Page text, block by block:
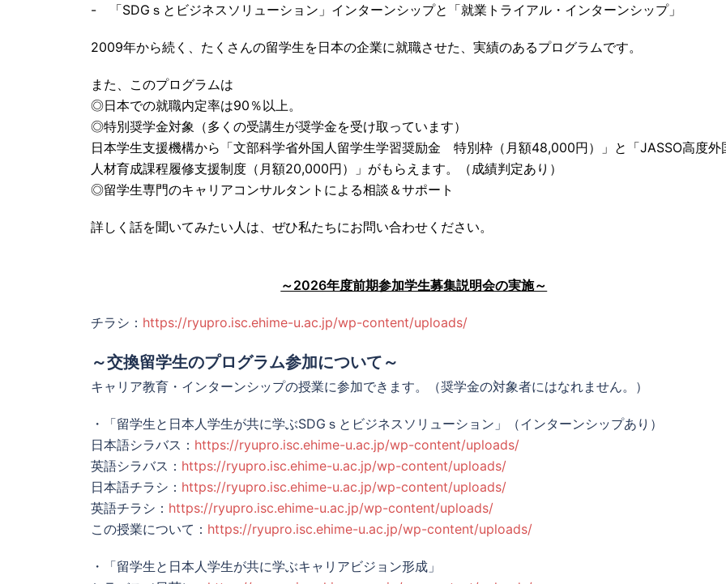
- 「SDGｓとビジネスソリューション」インターンシップと「就業トライアル・インターンシップ」
2009年から続く、たくさんの留学生を日本の企業に就職させた、実績のあるプログラムです。
また、このプログラムは
◎日本での就職内定率は90％以上。
◎特別奨学金対象（多くの受講生が奨学金を受け取っています）
日本学生支援機構から「文部科学省外国人留学生学習奨励金 特別枠（月額48,000円）」と「JASSO高度外
人材育成課程履修支援制度（月額20,000円）」がもらえます。（成績判定あり）
◎留学生専門のキャリアコンサルタントによる相談＆サポート
詳しく話を聞いてみたい人は、ぜひ私たちにお問い合わせください。
～2026年度前期参加学生募集説明会の実施～
チラシ： https://ryupro.isc.ehime-u.ac.jp/wp-content/uploads/
～交換留学生のプログラム参加について～
キャリア教育・インターンシップの授業に参加できます。（奨学金の対象者にはなれません。）
・「留学生と日本人学生が共に学ぶSDGｓとビジネスソリューション」（インターンシップあり）
日本語シラバス： https://ryupro.isc.ehime-u.ac.jp/wp-content/uploads/
英語シラバス： https://ryupro.isc.ehime-u.ac.jp/wp-content/uploads/
日本語チラシ： https://ryupro.isc.ehime-u.ac.jp/wp-content/uploads/
英語チラシ： https://ryupro.isc.ehime-u.ac.jp/wp-content/uploads/
この授業について： https://ryupro.isc.ehime-u.ac.jp/wp-content/uploads/
・「留学生と日本人学生が共に学ぶキャリアビジョン形成」